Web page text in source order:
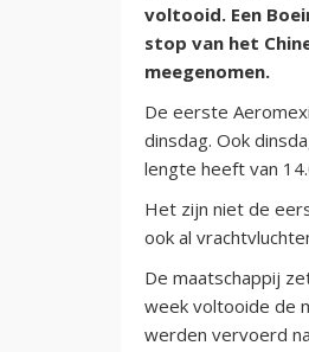
voltooid. Een
stop van het
meegenomen.
De eerste
dinsdag. Ook
lengte heeft van
Het zijn niet de
ook al
De maatschappij
week voltooide de
werden vervoerd